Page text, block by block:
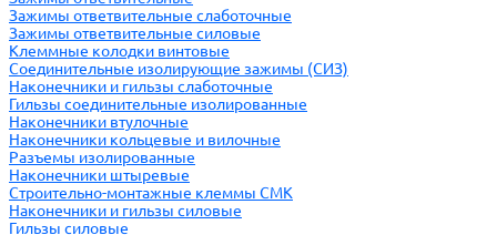
Зажимы ответвительные слаботочные
Зажимы ответвительные силовые
Клеммные колодки винтовые
Соединительные изолирующие зажимы (СИЗ)
Наконечники и гильзы слаботочные
Гильзы соединительные изолированные
Наконечники втулочные
Наконечники кольцевые и вилочные
Разъемы изолированные
Наконечники штыревые
Строительно-монтажные клеммы СМК
Наконечники и гильзы силовые
Гильзы силовые